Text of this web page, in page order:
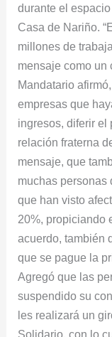
durante el
Casa de Nariño.
millones de
mensaje como un
Mandatario
empresas que
ingresos, diferir el
relación fraterna
mensaje, que
muchas personas
que han visto
20%, propiciando
acuerdo, también
que se pague la
Agregó que las
suspendido su
les realizará un
Solidario, con lo
hasta
un
salario
mínimo